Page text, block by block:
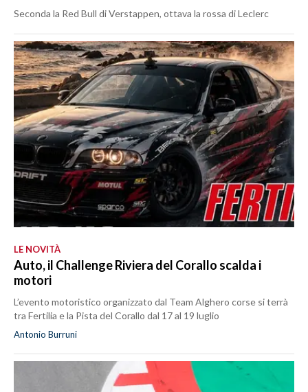
Seconda la Red Bull di Verstappen, ottava la rossa di Leclerc
LE NOVITÀ
Auto, il Challenge Riviera del Corallo scalda i
motori
L’evento motoristico organizzato dal Team Alghero corse si terrà
tra Fertilia e la Pista del Corallo dal 17 al 19 luglio
Antonio Burruni